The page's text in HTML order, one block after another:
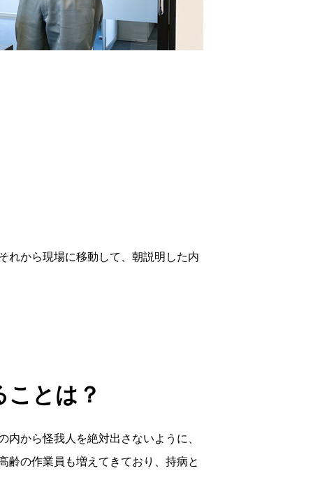
れから現場に移動して、朝説明した内
とは？
から怪我人を絶対出さないように、
齢の作業員も増えてきており、持病と